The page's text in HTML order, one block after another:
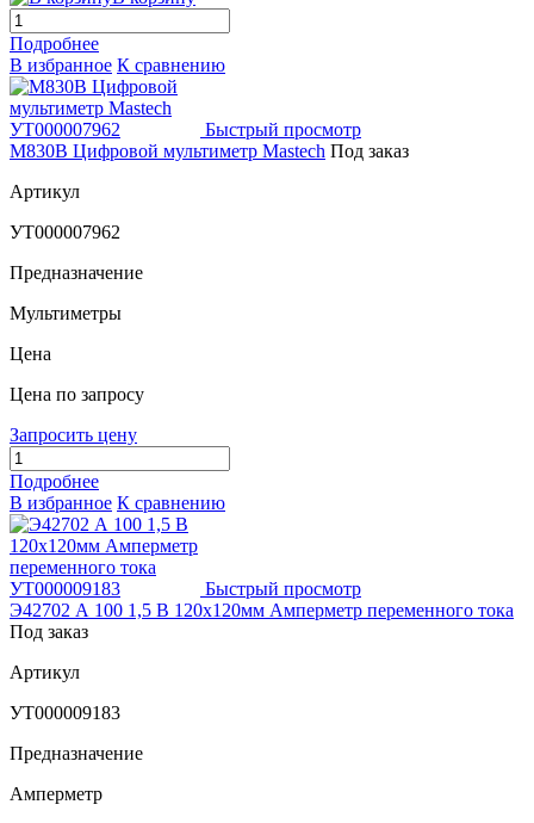
Подробнее
В избранное К сравнению
Быстрый просмотр
M830B Цифровой мультиметр Mastech Под заказ
Артикул
УТ000007962
Предназначение
Мультиметры
Цена
Цена по запросу
Запросить цену
Подробнее
В избранное К сравнению
Быстрый просмотр
Э42702 А 100 1,5 В 120х120мм Амперметр переменного тока
Под заказ
Артикул
УТ000009183
Предназначение
Амперметр